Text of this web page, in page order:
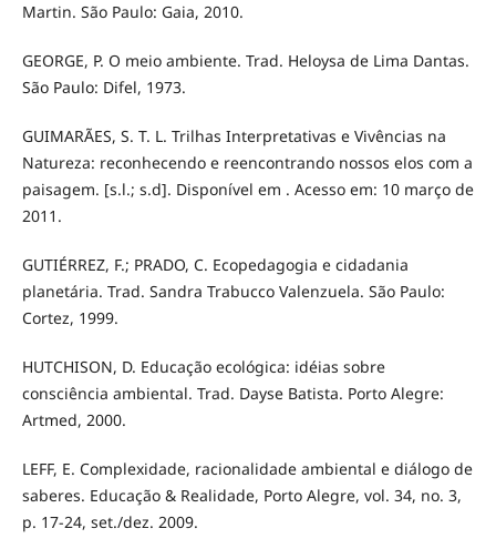
Martin. São Paulo: Gaia, 2010.
GEORGE, P. O meio ambiente. Trad. Heloysa de Lima Dantas.
São Paulo: Difel, 1973.
GUIMARÃES, S. T. L. Trilhas Interpretativas e Vivências na
Natureza: reconhecendo e reencontrando nossos elos com a
paisagem. [s.l.; s.d]. Disponível em . Acesso em: 10 março de
2011.
GUTIÉRREZ, F.; PRADO, C. Ecopedagogia e cidadania
planetária. Trad. Sandra Trabucco Valenzuela. São Paulo:
Cortez, 1999.
HUTCHISON, D. Educação ecológica: idéias sobre
consciência ambiental. Trad. Dayse Batista. Porto Alegre:
Artmed, 2000.
LEFF, E. Complexidade, racionalidade ambiental e diálogo de
saberes. Educação & Realidade, Porto Alegre, vol. 34, no. 3,
p. 17-24, set./dez. 2009.